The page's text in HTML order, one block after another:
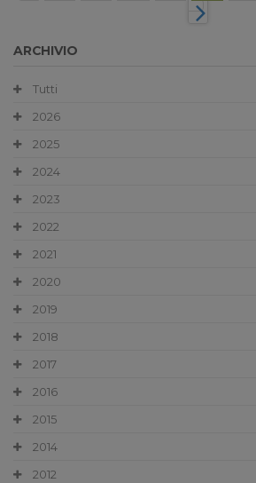
ARCHIVIO
Tutti
2026
2025
2024
2023
2022
2021
2020
2019
2018
2017
2016
2015
2014
2012